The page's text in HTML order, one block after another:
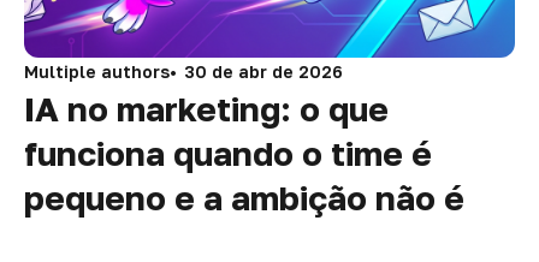
Multiple authors 30 de abr de 2026
IA no marketing: o que
funciona quando o time é
pequeno e a ambição não é